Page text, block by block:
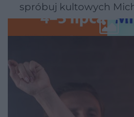
spróbuj kultowych
Wawelu